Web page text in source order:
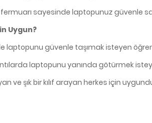
fermuarı sayesinde laptopunuz güvenle
Uygun?
laptopunu güvenle taşımak isteyen
laptopunu yanında götürmek
ve şık bir kılıf arayan herkes için